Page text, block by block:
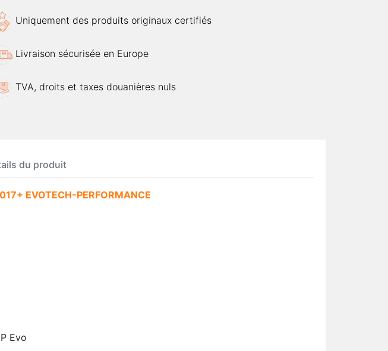
Uniquement des produits originaux certifiés
Livraison sécurisée en Europe
TVA, droits et taxes douanières nuls
du produit
EVOTECH-PERFORMANCE
Evo